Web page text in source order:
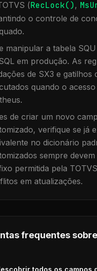
(RecLock(),
o controle de
manipular a tabela SQU
em produção. As
de SX3 e gatilhos
quando o
de criar um novo
verifique se já
no dicionário
sempre
permitida pela
em atualizações.
frequentes
todos os campos